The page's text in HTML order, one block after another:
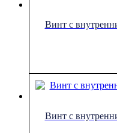
Винт с
Винт с